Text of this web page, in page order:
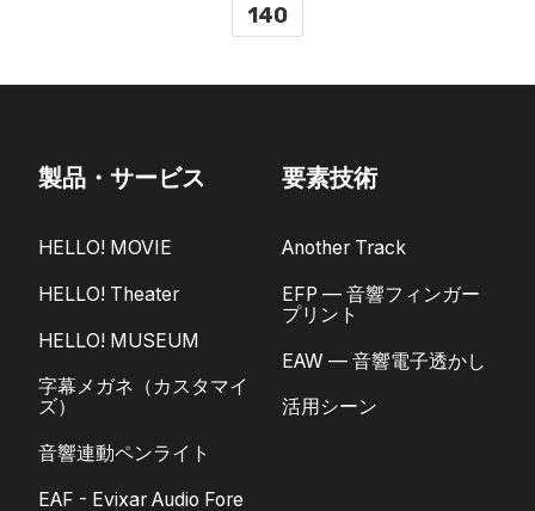
140
製品・サービス
HELLO! MOVIE
HELLO! Theater
HELLO! MUSEUM
字幕メガネ（カスタマイ
ズ）
音響連動ペンライト
EAF - Evixar Audio Fore
要素技術
Another Track
EFP — 音響フィンガー
プリント
EAW — 音響電子透かし
活用シーン